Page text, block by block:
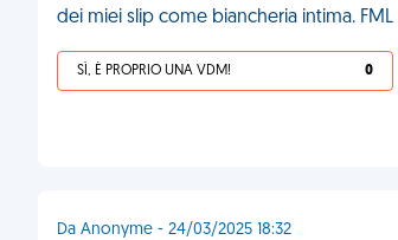
dei miei slip come biancheria intima. FML
SÌ, È PROPRIO UNA VDM! 0
Da Anonyme - 24/03/2025 18:32